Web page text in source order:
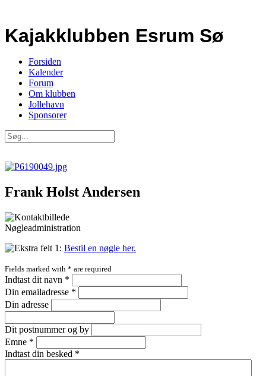
Kajakklubben Esrum Sø
Forsiden
Kalender
Forum
Om klubben
Jollehavn
Sponsorer
Frank Holst Andersen
Nøgleadministration
Bestil en nøgle her.
Fields marked with * are required
Indtast dit navn *
Din emailadresse *
Din adresse
Dit postnummer og by
Emne *
Indtast din besked *